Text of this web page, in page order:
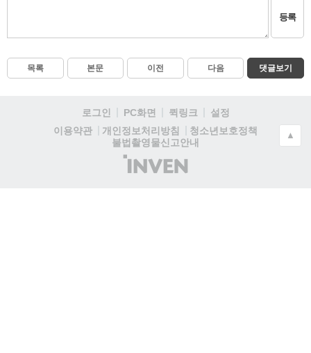
등록
목록 본문 이전 다음 댓글보기
로그인 PC화면 퀵링크
설정
이용약관
개인정보처리방침
청소년보호정책
불법촬영물신고안내
(주)
인
▲